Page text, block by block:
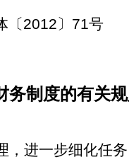
〔2012〕71号
务制度的有关
进一步细化任